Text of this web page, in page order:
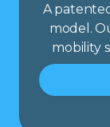
A
model.
mobility